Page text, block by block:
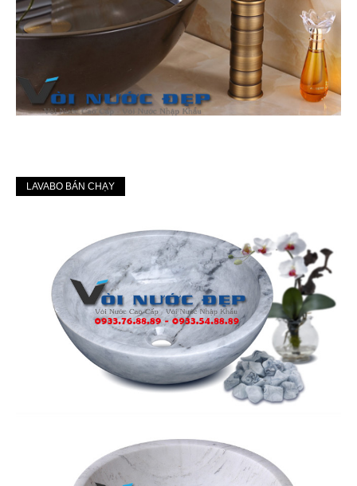
LAVABO BÁN CHẠY